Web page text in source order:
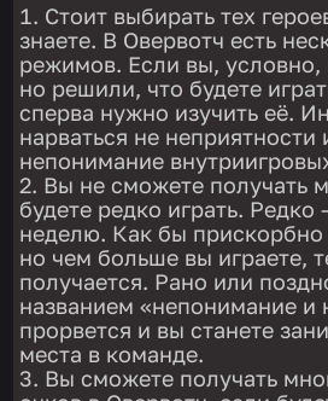
Стоит выбирать тех
знаете. В Овервотч есть
режимов. Если вы, условно,
но решили, что будете
сперва нужно изучить её.
нарваться не
непонимание
Вы не сможете получать
будете редко играть. Редко
неделю. Как бы прискорбно
но чем больше вы играете,
получается. Рано или
названием «непонимание и
прорвется и вы станете
места в команде.
Вы сможете получать